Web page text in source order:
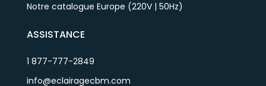
Notre catalogue Europe (220V | 50Hz)
ASSISTANCE
1 877-777-2849
info@eclairagecbm.com